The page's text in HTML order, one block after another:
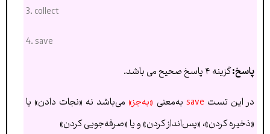
3. collect
4. save
پاسخ:گزینه ۴ پاسخ صحیح می باشد.
در این تست
به‌معنی «به‌جز»می‌باشد نه «نجات دادن» یا
«ذخیره کردن»، «پس‌انداز کردن» و یا «صرفه‌جویی کردن»